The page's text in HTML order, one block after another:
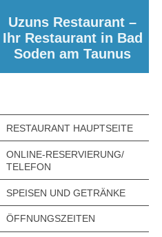
Uzuns Restaurant –
Ihr Restaurant in Bad
Soden am Taunus
RESTAURANT HAUPTSEITE
ONLINE-RESERVIERUNG/
TELEFON
SPEISEN UND GETRÄNKE
ÖFFNUNGSZEITEN